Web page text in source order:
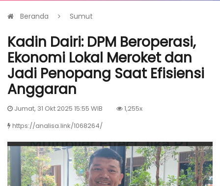
Beranda Sumut
Kadin Dairi: DPM Beroperasi,
Ekonomi Lokal Meroket dan
Jadi Penopang Saat Efisiensi
Anggaran
Jumat, 31 Okt 2025 15:55 WIB
1,255x
https://analisa.link/1068264/